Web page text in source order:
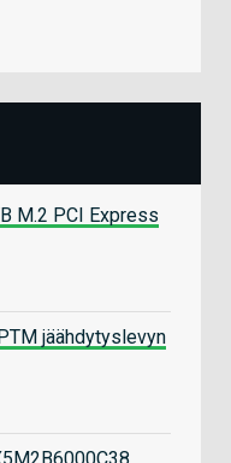
M.2 PCI Express
jäähdytyslevyn